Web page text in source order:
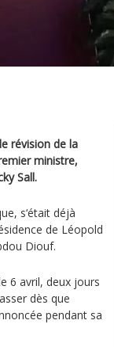
révision de la
ministre,
Sall.
s‘était déjà
de Léopold
Diouf.
6 avril, deux jours
dès que
pendant sa